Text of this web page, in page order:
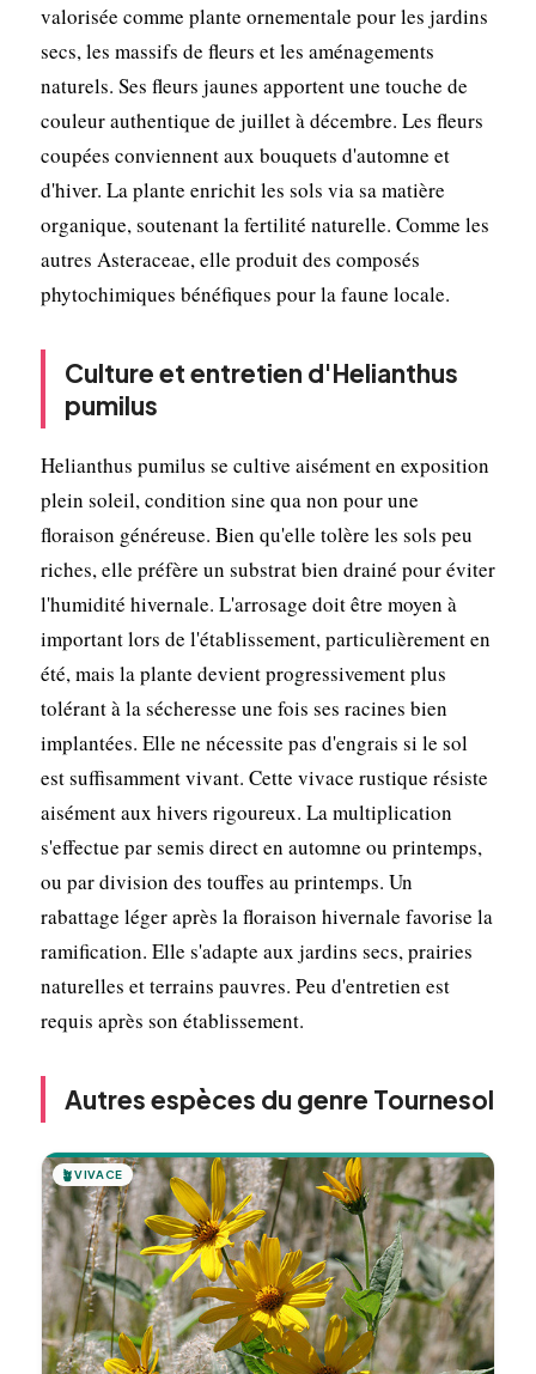
valorisée comme plante ornementale pour les jardins
secs, les massifs de fleurs et les aménagements
naturels. Ses fleurs jaunes apportent une touche de
couleur authentique de juillet à décembre. Les fleurs
coupées conviennent aux bouquets d'automne et
d'hiver. La plante enrichit les sols via sa matière
organique, soutenant la fertilité naturelle. Comme les
autres Asteraceae, elle produit des composés
phytochimiques bénéfiques pour la faune locale.
Culture et entretien d'Helianthus
pumilus
Helianthus pumilus se cultive aisément en exposition
plein soleil, condition sine qua non pour une
floraison généreuse. Bien qu'elle tolère les sols peu
riches, elle préfère un substrat bien drainé pour éviter
l'humidité hivernale. L'arrosage doit être moyen à
important lors de l'établissement, particulièrement en
été, mais la plante devient progressivement plus
tolérant à la sécheresse une fois ses racines bien
implantées. Elle ne nécessite pas d'engrais si le sol
est suffisamment vivant. Cette vivace rustique résiste
aisément aux hivers rigoureux. La multiplication
s'effectue par semis direct en automne ou printemps,
ou par division des touffes au printemps. Un
rabattage léger après la floraison hivernale favorise la
ramification. Elle s'adapte aux jardins secs, prairies
naturelles et terrains pauvres. Peu d'entretien est
requis après son établissement.
Autres espèces du genre Tournesol
🪴VIVACE